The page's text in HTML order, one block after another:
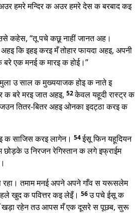
हमरे मन्दिर क अउर हमरे देस क बरबाद कइ
कहेस, “तू पचे कछू नाहीं जानत अह।
कि इहइ करइ मँ तोहार फायदा अहइ, अपनी
एक मनई क मारइ क होई।”
उ साल क मुख्ययाजक होइ क नाते इ
क बरे मरइ जात अहइ, 52केवल यहूदी रास्ट्र क
तितर-बितर अहइ ओनका इदट्ठा करइ क
क साजिस करइ लागेन। 54ईसू फिन यहूदियन
उ निरजन रेगिस्तान क लगे इफ्राईम
रहा। तमाम मनई अपने अपने गाँव स यरूसलेम
खुद क पवित्तर कइ लेइँ। 56उ पचे ईसू क
खड़ा रहेन तउ आपस मँ एक दूसरे स पूछब, सुरू